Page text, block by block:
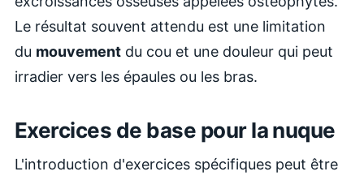
Le résultat souvent attendu est une limitation
du mouvement du cou et une douleur qui peut
irradier vers les épaules ou les bras.
Exercices de base pour la nuque
L'introduction d'exercices spécifiques peut être